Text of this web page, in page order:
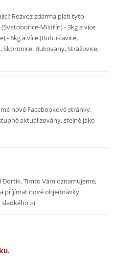
Rozvoz zdarma platí tyto
Mistřín) - 3kg a více
- 6kg a více (Bohuslavice,
Skoronice, Bukovany, Strážovice,
nové Facebookové stránky.
aktualizovány, stejně jako
Dortík. Tímto Vám oznamujeme,
příjímat nové objednávky
:-)